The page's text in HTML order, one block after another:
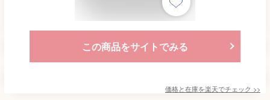
この商品をサイトでみる
価格と在庫を楽天でチェック >>